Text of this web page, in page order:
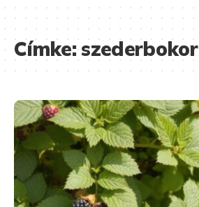
Címke:szederbokor